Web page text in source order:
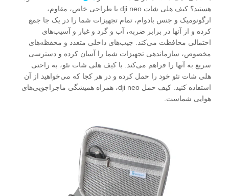
هستید؟ کیف هلی شات dji neo با طراحی خاص، مقاوم،
ارگونومیک و جنس بادوام، تمام تجهیزات شما را در یک جا جمع
کرده و از آنها در برابر ضربه، آب و گرد و غبار و آسیب‌های
احتمالی محافظت می‌کند. جیب‌های داخلی متعدد و محفظه‌های
مخصوص، سازماندهی تجهیزات شما را آسان کرده و دسترسی
سریع به آنها را فراهم می‌کند. با کیف هلی شات نئو، به راحتی
هلی شات نئو خود را حمل کرده و در هر کجا که می‌خواهید از آن
استفاده کنید. کیف حمل dji neo، همراه همیشگی ماجراجویی‌های
هوایی شماست.